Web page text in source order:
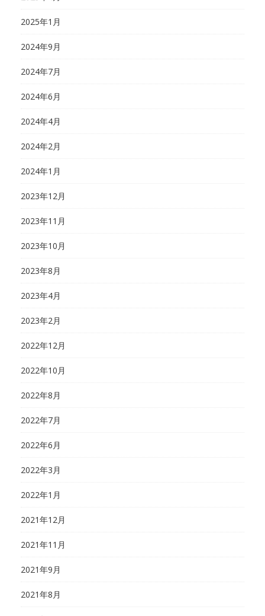
2025年1月
2024年9月
2024年7月
2024年6月
2024年4月
2024年2月
2024年1月
2023年12月
2023年11月
2023年10月
2023年8月
2023年4月
2023年2月
2022年12月
2022年10月
2022年8月
2022年7月
2022年6月
2022年3月
2022年1月
2021年12月
2021年11月
2021年9月
2021年8月